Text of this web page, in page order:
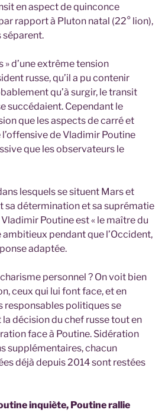
en aspect de quinconce
rapport à Pluton natal (22° lion),
séparent.
» d’une extrême tension
russe, qu’il a pu contenir
qu’à surgir, le transit
succédaient. Cependant le
que les aspects de carré et
de Vladimir Poutine
que les observateurs le
lesquels se situent Mars et
détermination et sa suprématie
Poutine est « le maître du
ambitieux pendant que l’Occident,
adaptée.
personnel ? On voit bien
ceux qui lui font face, et en
responsables politiques se
décision du chef russe tout en
face à Poutine. Sidération
supplémentaires, chacun
déjà depuis 2014 sont restées
inquiète, Poutine rallie